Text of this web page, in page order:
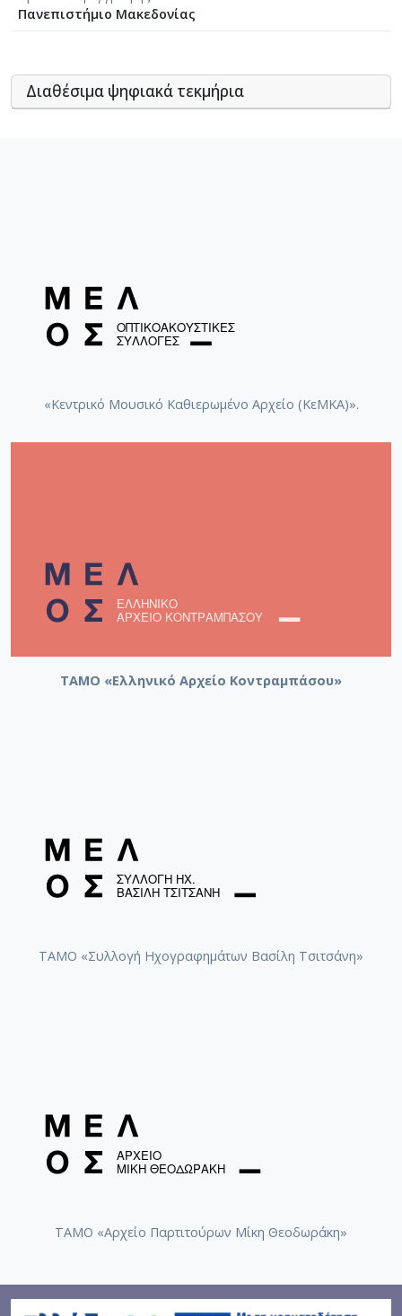
Πανεπιστήμιο Μακεδονίας
Διαθέσιμα ψηφιακά τεκμήρια
«Κεντρικό Μουσικό Καθιερωμένο Αρχείο (ΚεΜΚΑ)».
ΤΑΜΟ «Ελληνικό Αρχείο Κοντραμπάσου»
ΤΑΜΟ «Συλλογή Ηχογραφημάτων Βασίλη Τσιτσάνη»
ΤΑΜΟ «Αρχείο Παρτιτούρων Μίκη Θεοδωράκη»